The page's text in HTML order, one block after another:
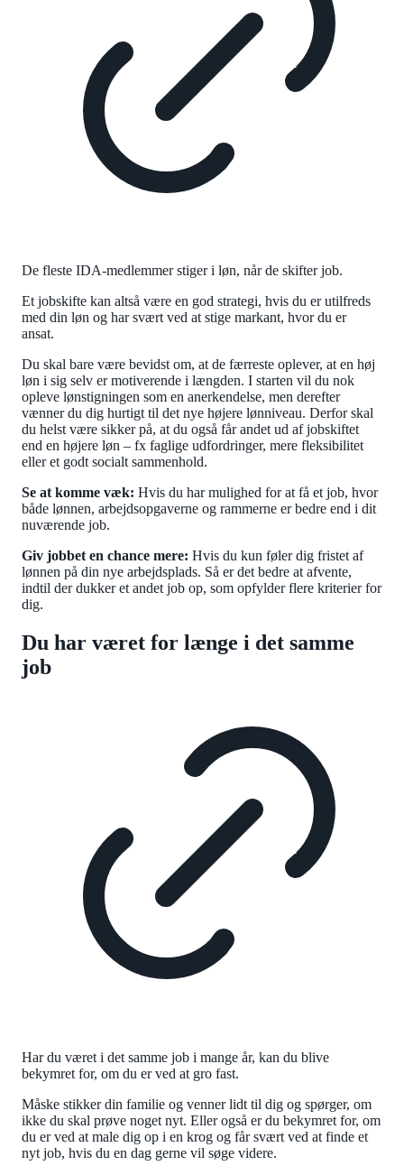
De fleste IDA-medlemmer stiger i løn, når de skifter job.
Et jobskifte kan altså være en god strategi, hvis du er utilfreds
med din løn og har svært ved at stige markant, hvor du er
ansat.
Du skal bare være bevidst om, at de færreste oplever, at en høj
løn i sig selv er motiverende i længden. I starten vil du nok
opleve lønstigningen som en anerkendelse, men derefter
vænner du dig hurtigt til det nye højere lønniveau. Derfor skal
du helst være sikker på, at du også får andet ud af jobskiftet
end en højere løn – fx faglige udfordringer, mere fleksibilitet
eller et godt socialt sammenhold.
Se at komme væk: Hvis du har mulighed for at få et job, hvor
både lønnen, arbejdsopgaverne og rammerne er bedre end i dit
nuværende job.
Giv jobbet en chance mere: Hvis du kun føler dig fristet af
lønnen på din nye arbejdsplads. Så er det bedre at afvente,
indtil der dukker et andet job op, som opfylder flere kriterier for
dig.
Du har været for længe i det samme
job
Har du været i det samme job i mange år, kan du blive
bekymret for, om du er ved at gro fast.
Måske stikker din familie og venner lidt til dig og spørger, om
ikke du skal prøve noget nyt. Eller også er du bekymret for, om
du er ved at male dig op i en krog og får svært ved at finde et
nyt job, hvis du en dag gerne vil søge videre.